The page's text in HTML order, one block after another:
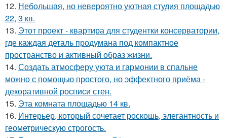
12. Небольшая, но невероятно уютная студия площадью
22, 3 кв.
13. Этот проект - квартира для студентки консерватории,
где каждая деталь продумана под компактное
пространство и активный образ жизни.
14. Создать атмосферу уюта и гармонии в спальне
можно с помощью простого, но эффектного приёма -
декоративной росписи стен.
15. Эта комната площадью 14 кв.
16. Интерьер, который сочетает роскошь, элегантность и
геометрическую строгость.